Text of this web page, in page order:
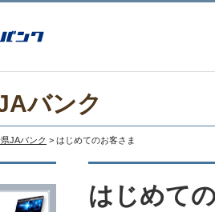
バンク
JAバンク > はじめてのお客さま
はじめて